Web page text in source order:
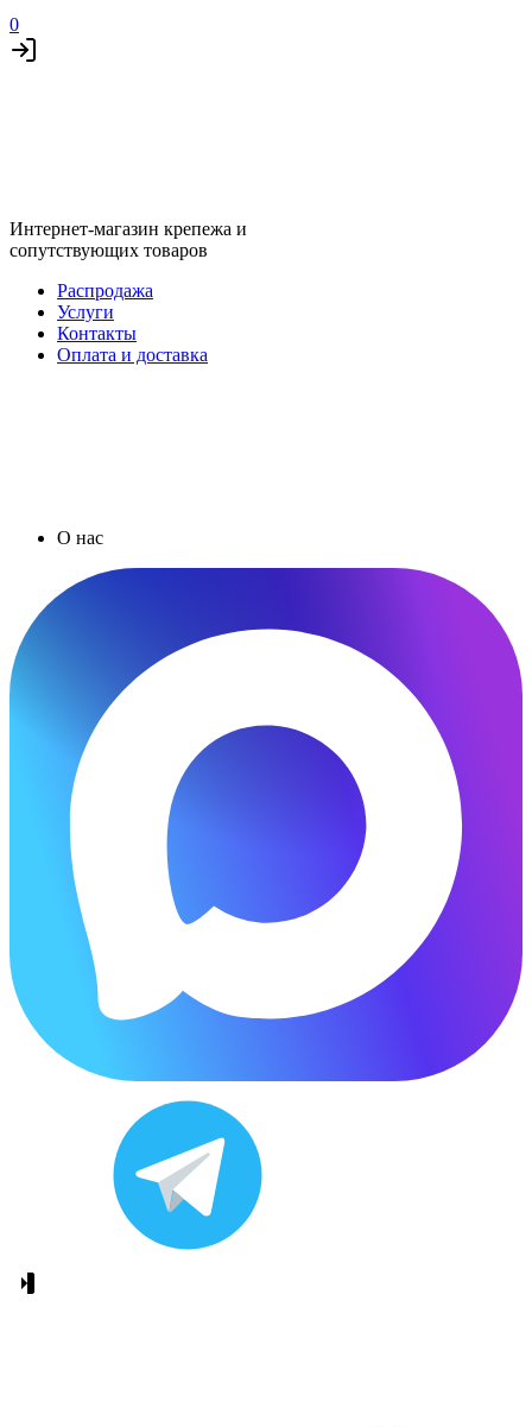
0
Интернет-магазин крепежа и
сопутствующих товаров
Распродажа
Услуги
Контакты
Оплата и доставка
О нас